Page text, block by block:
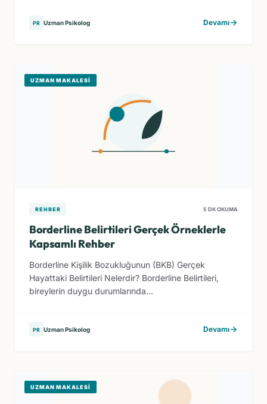
PR Uzman Psikolog Devamı
UZMAN MAKALESI
REHBER 5 DK OKUMA
Borderline Belirtileri Gerçek Örneklerle
Kapsamlı Rehber
Borderline Kişilik Bozukluğunun (BKB) Gerçek
Hayattaki Belirtileri Nelerdir? Borderline Belirtileri,
bireylerin duygu durumlarında...
PR Uzman Psikolog Devamı
UZMAN MAKALESI